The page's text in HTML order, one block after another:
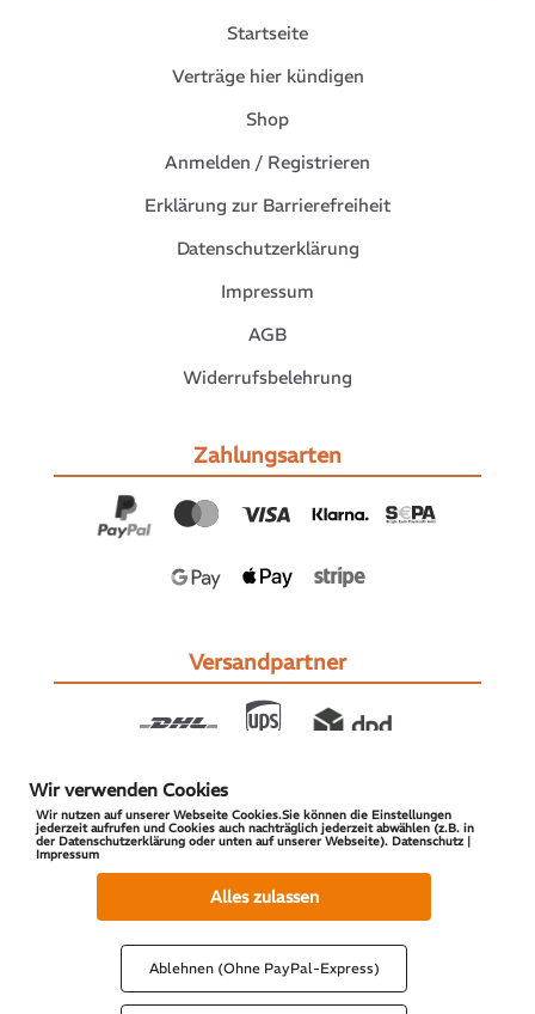
Startseite
Verträge hier kündigen
Shop
Anmelden / Registrieren
Erklärung zur Barrierefreiheit
Datenschutzerklärung
Impressum
AGB
Widerrufsbelehrung
Zahlungsarten
Versandpartner
© 2026 S-PARTS | All Rights Reserved
Wir verwenden Cookies
Wir nutzen auf unserer Webseite Cookies.Sie können die Einstellungen
jederzeit aufrufen und Cookies auch nachträglich jederzeit abwählen (z.B. in
der Datenschutzerklärung oder unten auf unserer Webseite). Datenschutz |
Impressum
Alles zulassen
Ablehnen (Ohne PayPal-Express)